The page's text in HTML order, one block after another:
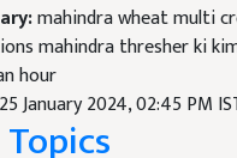
mahindra wheat multi
mahindra thresher ki
hour
25 January 2024, 02:45 PM